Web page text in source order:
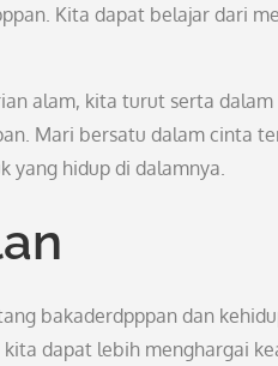
Kita dapat belajar dari
alam, kita turut serta
Mari bersatu dalam cinta
yang hidup di dalamnya.
bakaderdpppan dan
dapat lebih menghargai